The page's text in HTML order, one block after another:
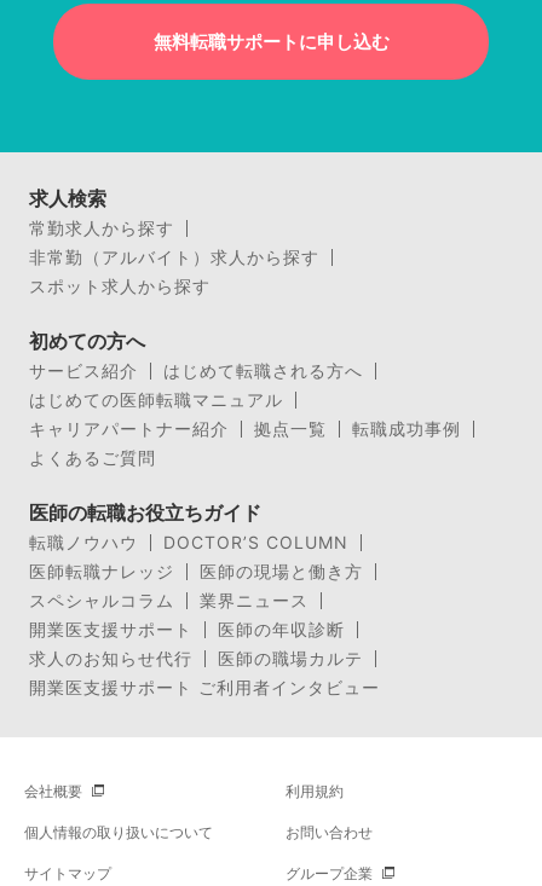
無料転職サポートに申し込む
求人検索
常勤求人から探す
非常勤（アルバイト）求人から探す
スポット求人から探す
初めての方へ
サービス紹介
はじめて転職される方へ
はじめての医師転職マニュアル
キャリアパートナー紹介
拠点一覧
転職成功事例
よくあるご質問
医師の転職お役立ちガイド
転職ノウハウ
DOCTOR’S COLUMN
医師転職ナレッジ
医師の現場と働き方
スペシャルコラム
業界ニュース
開業医支援サポート
医師の年収診断
求人のお知らせ代行
医師の職場カルテ
開業医支援サポート ご利用者インタビュー
会社概要 利用規約
個人情報の取り扱いについて お問い合わせ
サイトマップ グループ企業